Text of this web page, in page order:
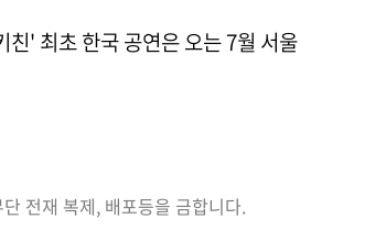
' 최초 한국 공연은 오는 7월 서울
전재 복제, 배포등을 금합니다.